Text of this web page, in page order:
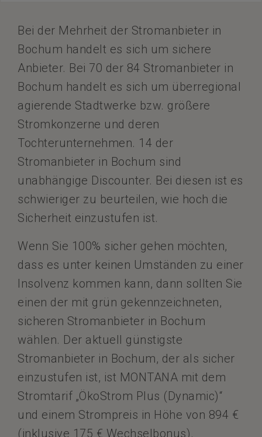
Bei der Mehrheit der Stromanbieter in
Bochum handelt es sich um sichere
Anbieter. Bei 70 der 84 Stromanbieter in
Bochum handelt es sich um überregional
agierende Stadtwerke bzw. größere
Stromkonzerne und deren
Tochterunternehmen. 14 der
Stromanbieter in Bochum sind
unabhängige Discounter. Bei diesen ist es
schwieriger zu beurteilen, wie hoch die
Sicherheit einzustufen ist.
Wenn Sie 100% sicher gehen möchten,
dass es unter keinen Umständen zu einer
Insolvenz kommen kann, dann sollten Sie
einen der mit grün gekennzeichneten,
sicheren Stromanbieter in Bochum
wählen. Der aktuell günstigste
Stromanbieter in Bochum, der als sicher
einzustufen ist, ist MONTANA mit dem
Stromtarif „ÖkoStrom Plus (Dynamic)“
und einem Strompreis in Höhe von 894 €
(inklusive 175 € Wechselbonus).